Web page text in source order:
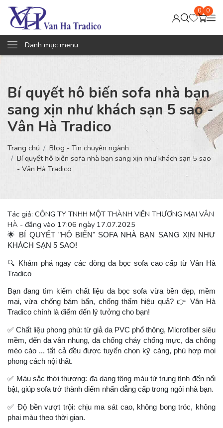
0 0
Danh mục menu
Bí quyết hô biến sofa nhà bạn
sang xịn như khách sạn 5 sao -
Vân Hà Tradico
Trang chủ
Blog - Tin chuyên ngành
Bí quyết hô biến sofa nhà bạn sang xịn như khách sạn 5 sao
- Vân Hà Tradico
Tác giả: CÔNG TY TNHH MỘT THÀNH VIÊN THƯƠNG MẠI VÂN
HÀ - đăng vào 17:06 ngày 17.07.2025
🌟
BÍ QUYẾT "HÔ BIẾN" SOFA NHÀ BẠN SANG XỊN NHƯ
KHÁCH SẠN 5 SAO!
🔍 Khám phá ngay các dòng da bọc sofa cao cấp từ Vân Hà
Tradico
Bạn đang tìm kiếm chất liệu da bọc sofa vừa bền đẹp, mềm
mại, vừa chống bám bẩn, chống thấm hiệu quả? 👉 Vân Hà
Tradico chính là điểm đến lý tưởng cho bạn!
✅ Chất liệu phong phú: từ giả da PVC phổ thông, Microfiber siêu
mềm, đến da vân nhung, da chống cháy chống mực, da chống
mèo cào ... tất cả đều được tuyển chọn kỹ càng, phù hợp mọi
phong cách nội thất.
✅ Màu sắc thời thượng: đa dạng tông màu từ trung tính đến nổi
bật, giúp sofa trở thành điểm nhấn đẳng cấp trong ngôi nhà bạn.
✅ Độ bền vượt trội: chịu ma sát cao, không bong tróc, không
phai màu theo thời gian.